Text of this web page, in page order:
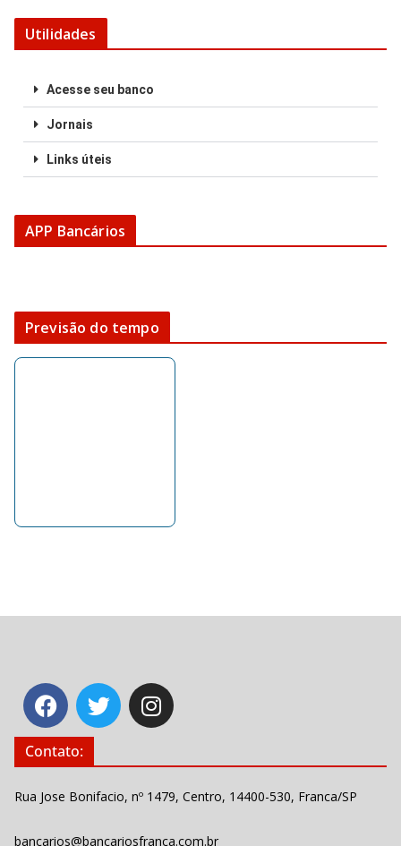
Utilidades
Acesse seu banco
Jornais
Links úteis
APP Bancários
Previsão do tempo
Contato:
Rua Jose Bonifacio, nº 1479, Centro, 14400-530, Franca/SP
bancarios@bancariosfranca.com.br